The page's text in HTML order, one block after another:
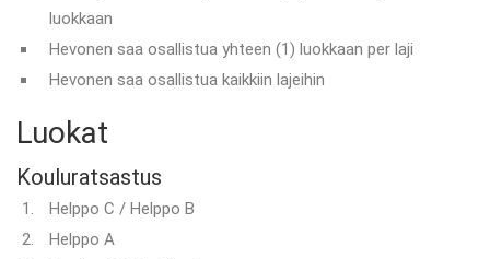
luokkaan
Hevonen saa osallistua yhteen (1) luokkaan per laji
Hevonen saa osallistua kaikkiin lajeihin
Luokat
Kouluratsastus
Helppo C / Helppo B
Helppo A